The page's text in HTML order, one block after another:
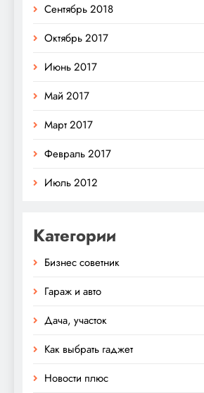
Сентябрь 2018
Октябрь 2017
Июнь 2017
Май 2017
Март 2017
Февраль 2017
Июль 2012
Категории
Бизнес советник
Гараж и авто
Дача, участок
Как выбрать гаджет
Новости плюс